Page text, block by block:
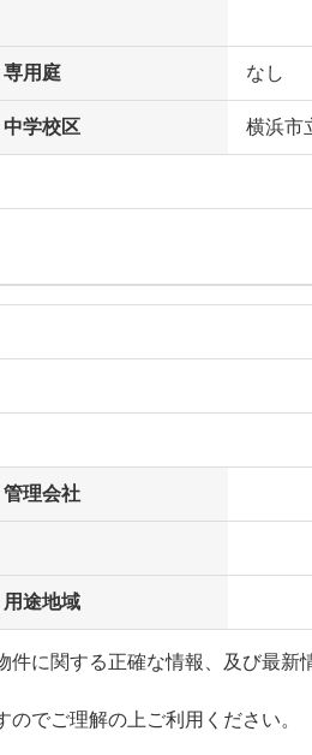
専用庭 なし
中学校区 横浜市
管理会社
用途地域
件に関する正確な情報、及び最新
でご理解の上ご利用ください。